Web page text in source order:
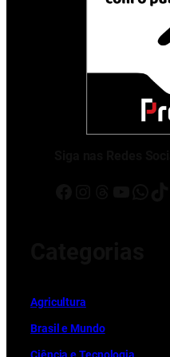
Agricultura
Brasil e Mundo